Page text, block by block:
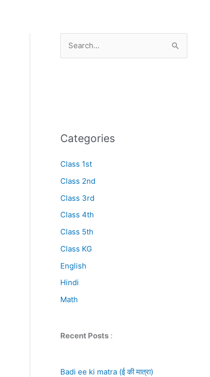
f
r
:
Categories
Class 1st
Class 2nd
Class 3rd
Class 4th
Class 5th
Class KG
English
Hindi
Math
Recent Posts:
Badi ee ki matra (ई की मात्रा)